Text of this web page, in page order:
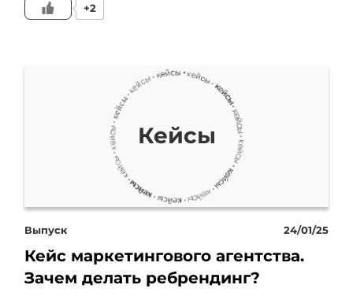
+2
Кейсы
Выпуск 24/01/25
Кейс маркетингового агентства.
Зачем делать ребрендинг?